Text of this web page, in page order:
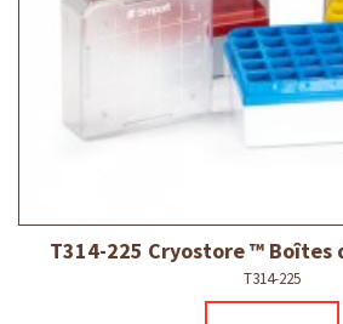
T314-225 Cryostore ™ Boîtes
T314-225